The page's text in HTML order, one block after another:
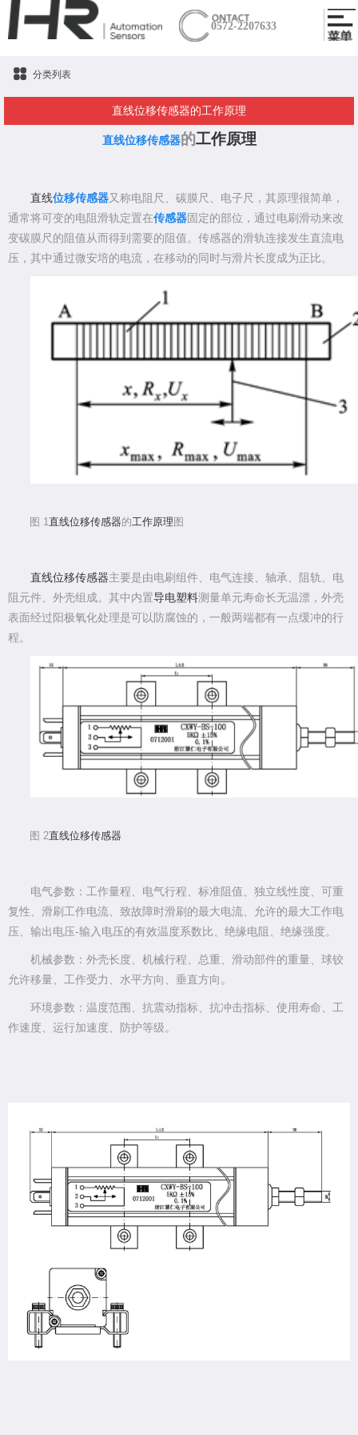
0572-2207633
分类列表
直线位移传感器的工作原理
直线位移传感器的工作原理
直线位移传感器又称电阻尺、碳膜尺、电子尺，其原理很简单，
通常将可变的电阻滑轨定置在传感器 固定的部位，通过电刷滑动来改
变碳膜尺的阻值从而得到需要的阻值。传感器的滑轨连接发生直流电
压，其中通过微安培的电流，在移动的同时与滑片长度成为正比。
图 1直线位移传感器的工作原理图
直线位移传感器主要是由电刷组件、电气连接、轴承、阻轨、电
阻元件、外壳组成。其中内置导电塑料测量单元寿命长无温漂，外壳
表面经过阳极氧化处理是可以防腐蚀的，一般两端都有一点缓冲的行
程。
图 2直线位移传感器
电气参数：工作量程、电气行程、标准阻值、独立线性度、可重
复性、滑刷工作电流、致故障时滑刷的最大电流、允许的最大工作电
压、输出电压-输入电压的有效温度系数比、绝缘电阻、绝缘强度。
机械参数：外壳长度、机械行程、总重、滑动部件的重量、球铰
允许移量、工作受力、水平方向、垂直方向。
环境参数：温度范围、抗震动指标、抗冲击指标、使用寿命、工
作速度、运行加速度、防护等级。